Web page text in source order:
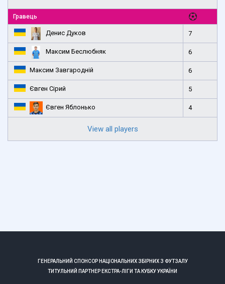
Гравець
Денис Дуков 7
Максим Беслюбняк 6
Максим Завгародній 6
Євген Сірий 5
Євген Яблонько 4
View all players
ГЕНЕРАЛЬНИЙ СПОНСОР НАЦІОНАЛЬНИХ ЗБІРНИХ З ФУТЗАЛУ
ТИТУЛЬНИЙ ПАРТНЕР ЕКСТРА-ЛІГИ ТА КУБКУ УКРАЇНИ